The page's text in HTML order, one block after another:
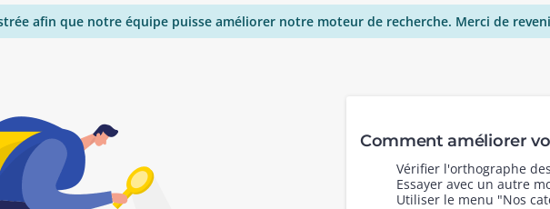
afin que notre équipe puisse améliorer notre moteur de recherche. Merci de
Comment améliorer
Vérifier l'orthographe
Essayer avec un autre
Utiliser le menu "Nos